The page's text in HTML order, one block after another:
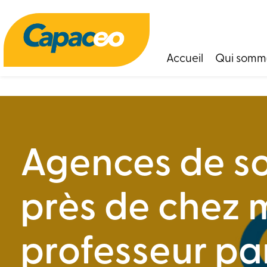
Accueil Qui
Agences de
près de chez
professeur